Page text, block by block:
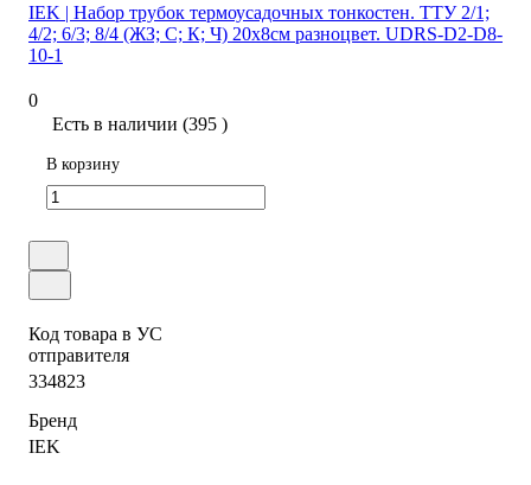
IEK | Набор трубок термоусадочных тонкостен. ТТУ 2/1;
4/2; 6/3; 8/4 (ЖЗ; С; К; Ч) 20х8см разноцвет. UDRS-D2-D8-
10-1
0
Есть в наличии (395 )
В корзину
Код товара в УС
отправителя
334823
Бренд
IEK